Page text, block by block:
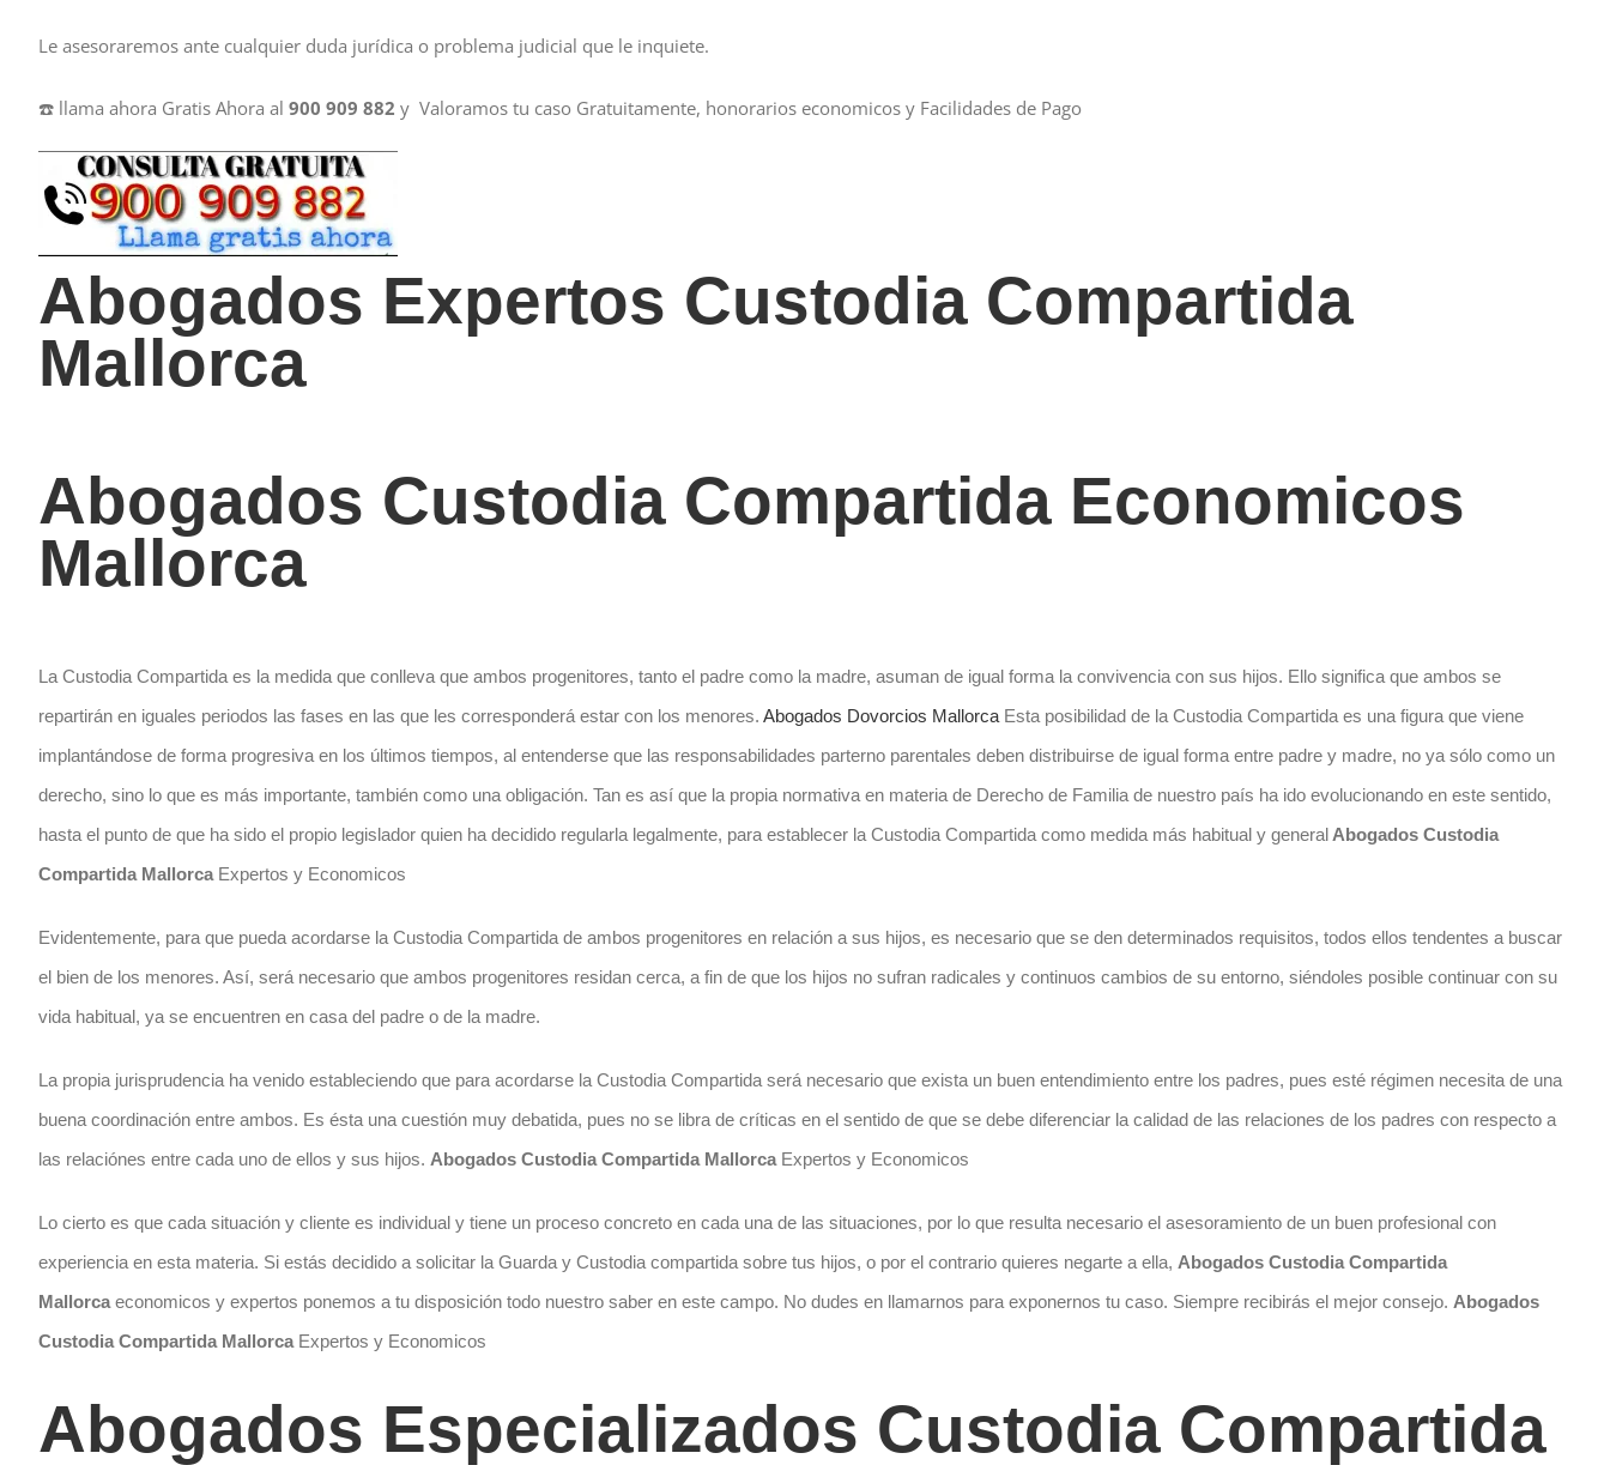
Le asesoraremos ante cualquier duda jurídica o problema judicial que le inquiete.
☎️ llama ahora Gratis Ahora al 900 909 882 y Valoramos tu caso Gratuitamente, honorarios economicos y Facilidades de Pago
Abogados Expertos Custodia Compartida
Mallorca
Abogados Custodia Compartida Economicos
Mallorca
La Custodia Compartida es la medida que conlleva que ambos progenitores, tanto el padre como la madre, asuman de igual forma la convivencia con sus hijos. Ello significa que ambos se
repartirán en iguales periodos las fases en las que les corresponderá estar con los menores. Abogados Dovorcios Mallorca Esta posibilidad de la Custodia Compartida es una figura que viene
implantándose de forma progresiva en los últimos tiempos, al entenderse que las responsabilidades parterno parentales deben distribuirse de igual forma entre padre y madre, no ya sólo como un
derecho, sino lo que es más importante, también como una obligación. Tan es así que la propia normativa en materia de Derecho de Familia de nuestro país ha ido evolucionando en este sentido,
hasta el punto de que ha sido el propio legislador quien ha decidido regularla legalmente, para establecer la Custodia Compartida como medida más habitual y generalAbogados Custodia
Compartida MallorcaExpertos y Economicos
Evidentemente, para que pueda acordarse la Custodia Compartida de ambos progenitores en relación a sus hijos, es necesario que se den determinados requisitos, todos ellos tendentes a buscar
el bien de los menores. Así, será necesario que ambos progenitores residan cerca, a fin de que los hijos no sufran radicales y continuos cambios de su entorno, siéndoles posible continuar con su
vida habitual, ya se encuentren en casa del padre o de la madre.
La propia jurisprudencia ha venido estableciendo que para acordarse la Custodia Compartida será necesario que exista un buen entendimiento entre los padres, pues esté régimen necesita de una
buena coordinación entre ambos. Es ésta una cuestión muy debatida, pues no se libra de críticas en el sentido de que se debe diferenciar la calidad de las relaciones de los padres con respecto a
las relaciónes entre cada uno de ellos y sus hijos. Abogados Custodia Compartida MallorcaExpertos y Economicos
Lo cierto es que cada situación y cliente es individual y tiene un proceso concreto en cada una de las situaciones, por lo que resulta necesario el asesoramiento de un buen profesional con
experiencia en esta materia. Si estás decidido a solicitar la Guarda y Custodia compartida sobre tus hijos, o por el contrario quieres negarte a ella, Abogados Custodia Compartida
Mallorcaeconomicos y expertos ponemos a tu disposición todo nuestro saber en este campo. No dudes en llamarnos para exponernos tu caso. Siempre recibirás el mejor consejo. Abogados
Custodia Compartida MallorcaExpertos y Economicos
Abogados Especializados Custodia Compartida